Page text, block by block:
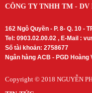
CÔNG TY TNHH TM - DV
162 Ngô Quyền - P. 8- Q. 10 -
Tel: 0903.02.00.02 , E-Mail :
Số tài khoản: 2758677
Ngân hàng ACB - PGD Hoàng
Copyright © 2018 NGUYỄN